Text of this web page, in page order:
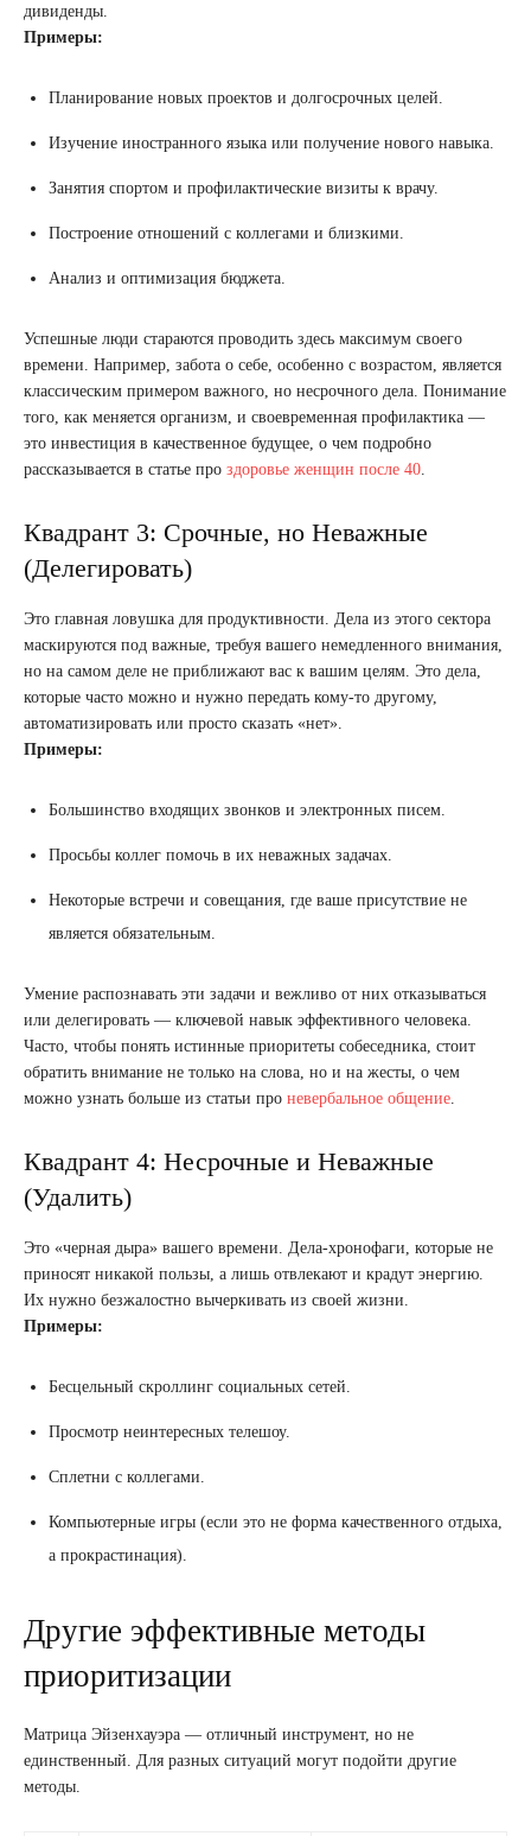
дивиденды.
Примеры:
Планирование новых проектов и долгосрочных целей.
Изучение иностранного языка или получение нового навыка.
Занятия спортом и профилактические визиты к врачу.
Построение отношений с коллегами и близкими.
Анализ и оптимизация бюджета.
Успешные люди стараются проводить здесь максимум своего
времени. Например, забота о себе, особенно с возрастом, является
классическим примером важного, но несрочного дела. Понимание
того, как меняется организм, и своевременная профилактика —
это инвестиция в качественное будущее, о чем подробно
рассказывается в статье про здоровье женщин после 40
Квадрант 3: Срочные, но Неважные
(Делегировать)
Это главная ловушка для продуктивности. Дела из этого сектора
маскируются под важные, требуя вашего немедленного внимания,
но на самом деле не приближают вас к вашим целям. Это дела,
которые часто можно и нужно передать кому-то другому,
автоматизировать или просто сказать «нет».
Примеры:
Большинство входящих звонков и электронных писем.
Просьбы коллег помочь в их неважных задачах.
Некоторые встречи и совещания, где ваше присутствие не
является обязательным.
Умение распознавать эти задачи и вежливо от них отказываться
или делегировать — ключевой навык эффективного человека.
Часто, чтобы понять истинные приоритеты собеседника, стоит
обратить внимание не только на слова, но и на жесты, о чем
можно узнать больше из статьи про невербальное общение
Квадрант 4: Несрочные и Неважные
(Удалить)
Это «черная дыра» вашего времени. Дела-хронофаги, которые не
приносят никакой пользы, а лишь отвлекают и крадут энергию.
Их нужно безжалостно вычеркивать из своей жизни.
Примеры:
Бесцельный скроллинг социальных сетей.
Просмотр неинтересных телешоу.
Сплетни с коллегами.
Компьютерные игры (если это не форма качественного отдыха,
а прокрастинация).
Другие эффективные методы
приоритизации
Матрица Эйзенхауэра — отличный инструмент, но не
единственный. Для разных ситуаций могут подойти другие
методы.